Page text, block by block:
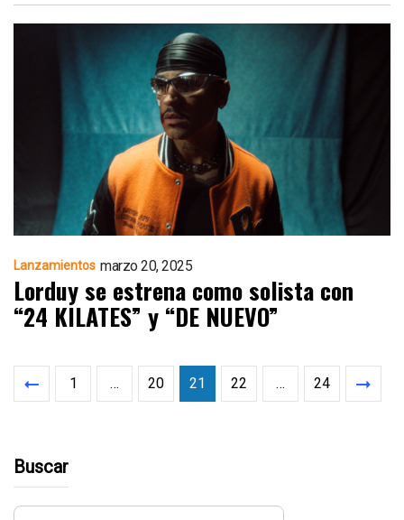
Lanzamientos marzo 20, 2025
Lorduy se estrena como solista con
“24 KILATES” y “DE NUEVO”
1 … 20 21 22 … 24
Buscar